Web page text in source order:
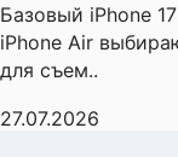
Базовый iPhone
iPhone Air
для съем..
27.07.2026